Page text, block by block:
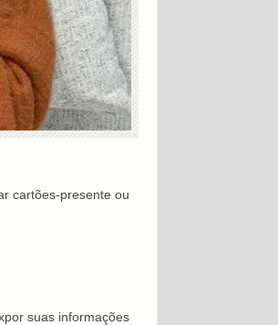
cartões-presente ou
suas informações